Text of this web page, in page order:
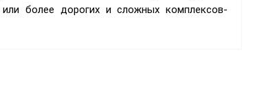
более дорогих и сложных комплексов-